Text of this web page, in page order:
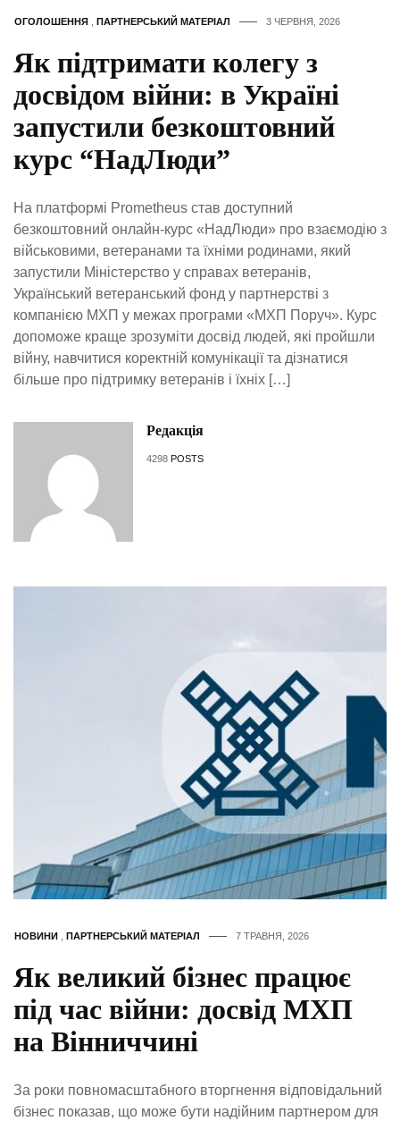
ОГОЛОШЕННЯ ПАРТНЕРСЬКИЙ МАТЕРІАЛ 3 ЧЕРВНЯ, 2026
Як підтримати колегу з
досвідом війни: в Україні
запустили безкоштовний
курс “НадЛюди”
На платформі Prometheus став доступний
безкоштовний онлайн-курс «НадЛюди» про взаємодію з
військовими, ветеранами та їхніми родинами, який
запустили Міністерство у справах ветеранів,
Український ветеранський фонд у партнерстві з
компанією МХП у межах програми «МХП Поруч». Курс
допоможе краще зрозуміти досвід людей, які пройшли
війну, навчитися коректній комунікації та дізнатися
більше про підтримку ветеранів і їхніх […]
Редакція
4298 POSTS
НОВИНИ ПАРТНЕРСЬКИЙ МАТЕРІАЛ 7 ТРАВНЯ, 2026
Як великий бізнес працює
під час війни: досвід МХП
на Вінниччині
За роки повномасштабного вторгнення відповідальний
бізнес показав, що може бути надійним партнером для